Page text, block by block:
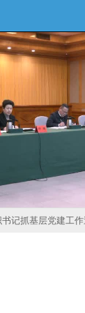
记抓基层党建工